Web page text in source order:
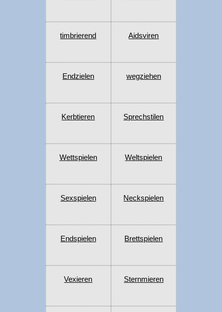
timbrierend Aidsviren
Endzielen wegziehen
Kerbtieren Sprechstilen
Wettspielen Weltspielen
Sexspielen Neckspielen
Endspielen Brettspielen
Vexieren Sternmieren